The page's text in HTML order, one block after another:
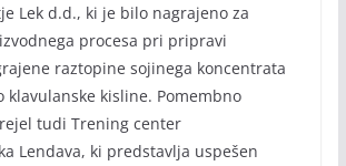
Lek d.d., ki je bilo nagrajeno za
procesa pri pripravi
raztopine sojinega koncentrata
klavulanske kisline. Pomembno
tudi Trening center
Lendava, ki predstavlja uspešen